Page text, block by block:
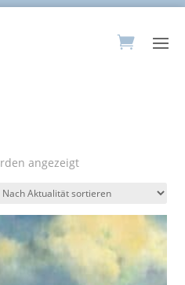
angezeigtNach
sortiert